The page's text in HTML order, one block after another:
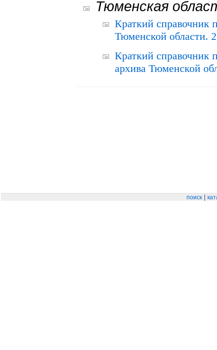
Тюменская
Краткий справочник
Тюменской области.
Краткий справочник
архива Тюменской
поиск